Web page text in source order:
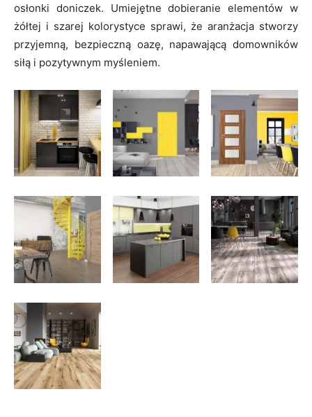
osłonki doniczek. Umiejętne dobieranie elementów w
żółtej i szarej kolorystyce sprawi, że aranżacja stworzy
przyjemną, bezpieczną oazę, napawającą domowników
siłą i pozytywnym myśleniem.